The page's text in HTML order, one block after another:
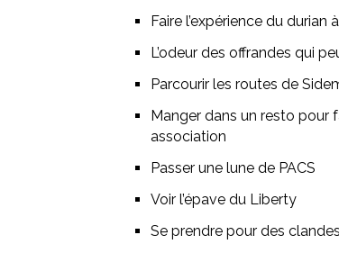
Faire l’expérience du durian
L’odeur des offrandes qui
Parcourir les routes de
Manger dans un resto pour
association
Passer une lune de PACS
Voir l’épave du Liberty
Se prendre pour des